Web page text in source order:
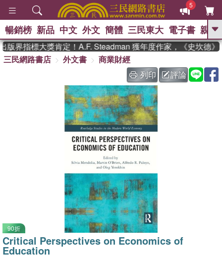
5
GO
熱搜： 東野圭吾
、 如果歷史是一群喵 、 暑期
國際布克獎 臺灣漫遊錄 、 方
念華 、 台灣的李登輝時代
孩：黎曼猜想 、 偉大的迷走神經
暢銷榜 新品 中文 外文 簡體 三民東大 電子書 親子
界指標大獎肯定！A.F. Steadman 獲年度作家，《史坎德》
三民網路書店
外文書
商業財經
列印
評論
90折
Critical Perspectives on Economics of
Education